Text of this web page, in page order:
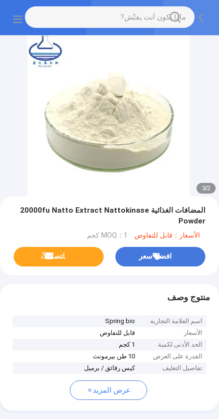
2
/
3
المضافات الغذائية 20000fu Natto Extract Nattokinase
Powder
الأسعار：قابل للتفاوض MOQ：1 كجم
افضل سعر ﺎﺘﺼﻟ ﺍﻶﻧ
منتوج وصف
اسم العلامة التجارية
Spring bio
الأسعار
قابل للتفاوض
الحد الأدنى لكمية
1 كجم
القدرة على العرض
10 طن بيرمونث
تفاصيل التغليف
كيس رقائق / برميل
عرض المزيد